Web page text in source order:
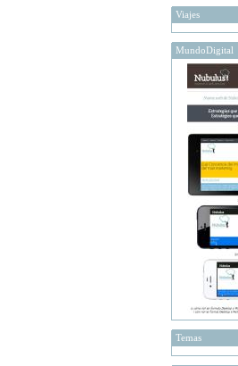
Viajes
MundoDigital
Temas